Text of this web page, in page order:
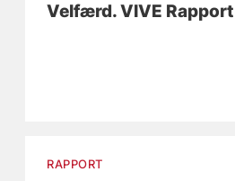
Velfærd. VIVE Rapport
RAPPORT